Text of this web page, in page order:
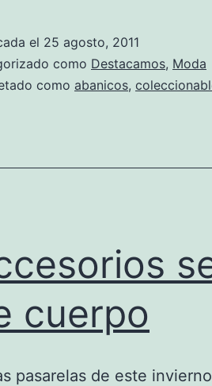
el 25 agosto, 2011
como Destacamos, Moda
como abanicos,
cuerpo
pasarelas de este